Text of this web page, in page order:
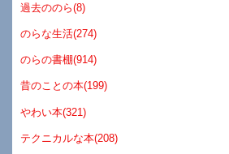
過去ののら(8)
のらな生活(274)
のらの書棚(914)
昔のことの本(199)
やわい本(321)
テクニカルな本(208)